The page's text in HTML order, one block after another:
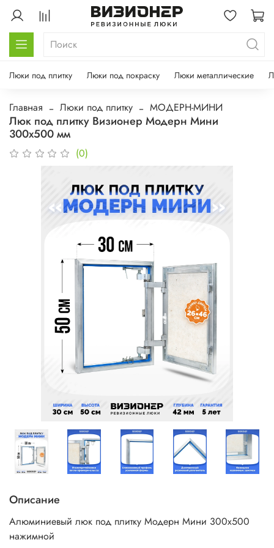
Люки под плитку Люки под покраску Люки металлические
Главная Люки под плитку МОДЕРН-МИНИ
Люк под плитку Визионер Модерн Мини
300х500 мм
(0)
Описание
Алюминиевый люк под плитку Модерн Мини 300х500
нажимной